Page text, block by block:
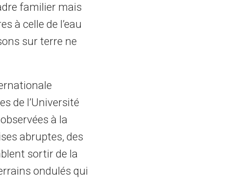
familier mais
à celle de l’eau
sur terre ne
de l’Université
à la
abruptes, des
sortir de la
ondulés qui